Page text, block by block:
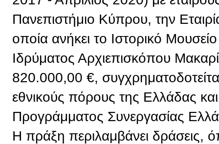
Πανεπιστήμιο Κύπρου, την
οποία ανήκει το Ιστορικό
Ιδρύματος Αρχιεπισκόπου
820.000,00 €,
εθνικούς πόρους της Ελλάδας
Προγράμματος Συνεργασίας
Η πράξη περιλαμβάνει δράσεις,